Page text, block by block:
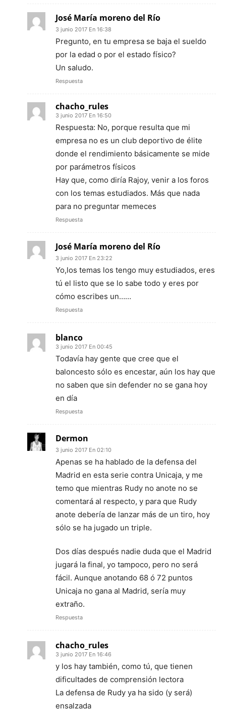
José María moreno del Río
3 junio 2017 En 16:38
Pregunto, en tu empresa se baja el sueldo
por la edad o por el estado físico?
Un saludo.
Respuesta
chacho_rules
3 junio 2017 En 16:50
Respuesta: No, porque resulta que mi
empresa no es un club deportivo de élite
donde el rendimiento básicamente se mide
por parámetros físicos
Hay que, como diría Rajoy, venir a los foros
con los temas estudiados. Más que nada
para no preguntar memeces
Respuesta
José María moreno del Río
3 junio 2017 En 23:22
Yo,los temas los tengo muy estudiados, eres
tú el listo que se lo sabe todo y eres por
cómo escribes un……
Respuesta
blanco
3 junio 2017 En 00:45
Todavía hay gente que cree que el
baloncesto sólo es encestar, aún los hay que
no saben que sin defender no se gana hoy
en día
Respuesta
Dermon
3 junio 2017 En 02:10
Apenas se ha hablado de la defensa del
Madrid en esta serie contra Unicaja, y me
temo que mientras Rudy no anote no se
comentará al respecto, y para que Rudy
anote debería de lanzar más de un tiro, hoy
sólo se ha jugado un triple.
Dos días después nadie duda que el Madrid
jugará la final, yo tampoco, pero no será
fácil. Aunque anotando 68 ó 72 puntos
Unicaja no gana al Madrid, sería muy
extraño.
Respuesta
chacho_rules
3 junio 2017 En 16:46
y los hay también, como tú, que tienen
dificultades de comprensión lectora
La defensa de Rudy ya ha sido (y será)
ensalzada